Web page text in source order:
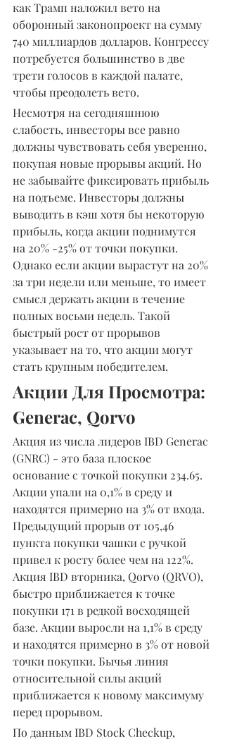
как Трамп наложил вето на
оборонный законопроект на сумму
740 миллиардов долларов. Конгрессу
потребуется большинство в две
трети голосов в каждой палате,
чтобы преодолеть вето.
Несмотря на сегодняшнюю
слабость, инвесторы все равно
должны чувствовать себя уверенно,
покупая новые прорывы акций. Но
не забывайте фиксировать прибыль
на подъеме. Инвесторы должны
выводить в кэш хотя бы некоторую
прибыль, когда акции поднимутся
на 20% -25% от точки покупки.
Однако если акции вырастут на 20%
за три недели или меньше, то имеет
смысл держать акции в течение
полных восьми недель. Такой
быстрый рост от прорывов
указывает на то, что акции могут
стать крупным победителем.
Акции Для Просмотра:
Generac, Qorvo
Акция из числа лидеров IBD Generac
(GNRC) - это база плоское
основание с точкой покупки 234.65.
Акции упали на 0,1% в среду и
находятся примерно на 3% от входа.
Предыдущий прорыв от 105,46
пункта покупки чашки с ручкой
привел к росту более чем на 122%.
Акция IBD вторника, Qorvo (QRVO),
быстро приближается к точке
покупки 171 в редкой восходящей
базе. Акции выросли на 1,1% в среду
и находятся примерно в 3% от новой
точки покупки. Бычья линия
относительной силы акций
приближается к новому максимуму
перед прорывом.
По данным IBD Stock Checkup,